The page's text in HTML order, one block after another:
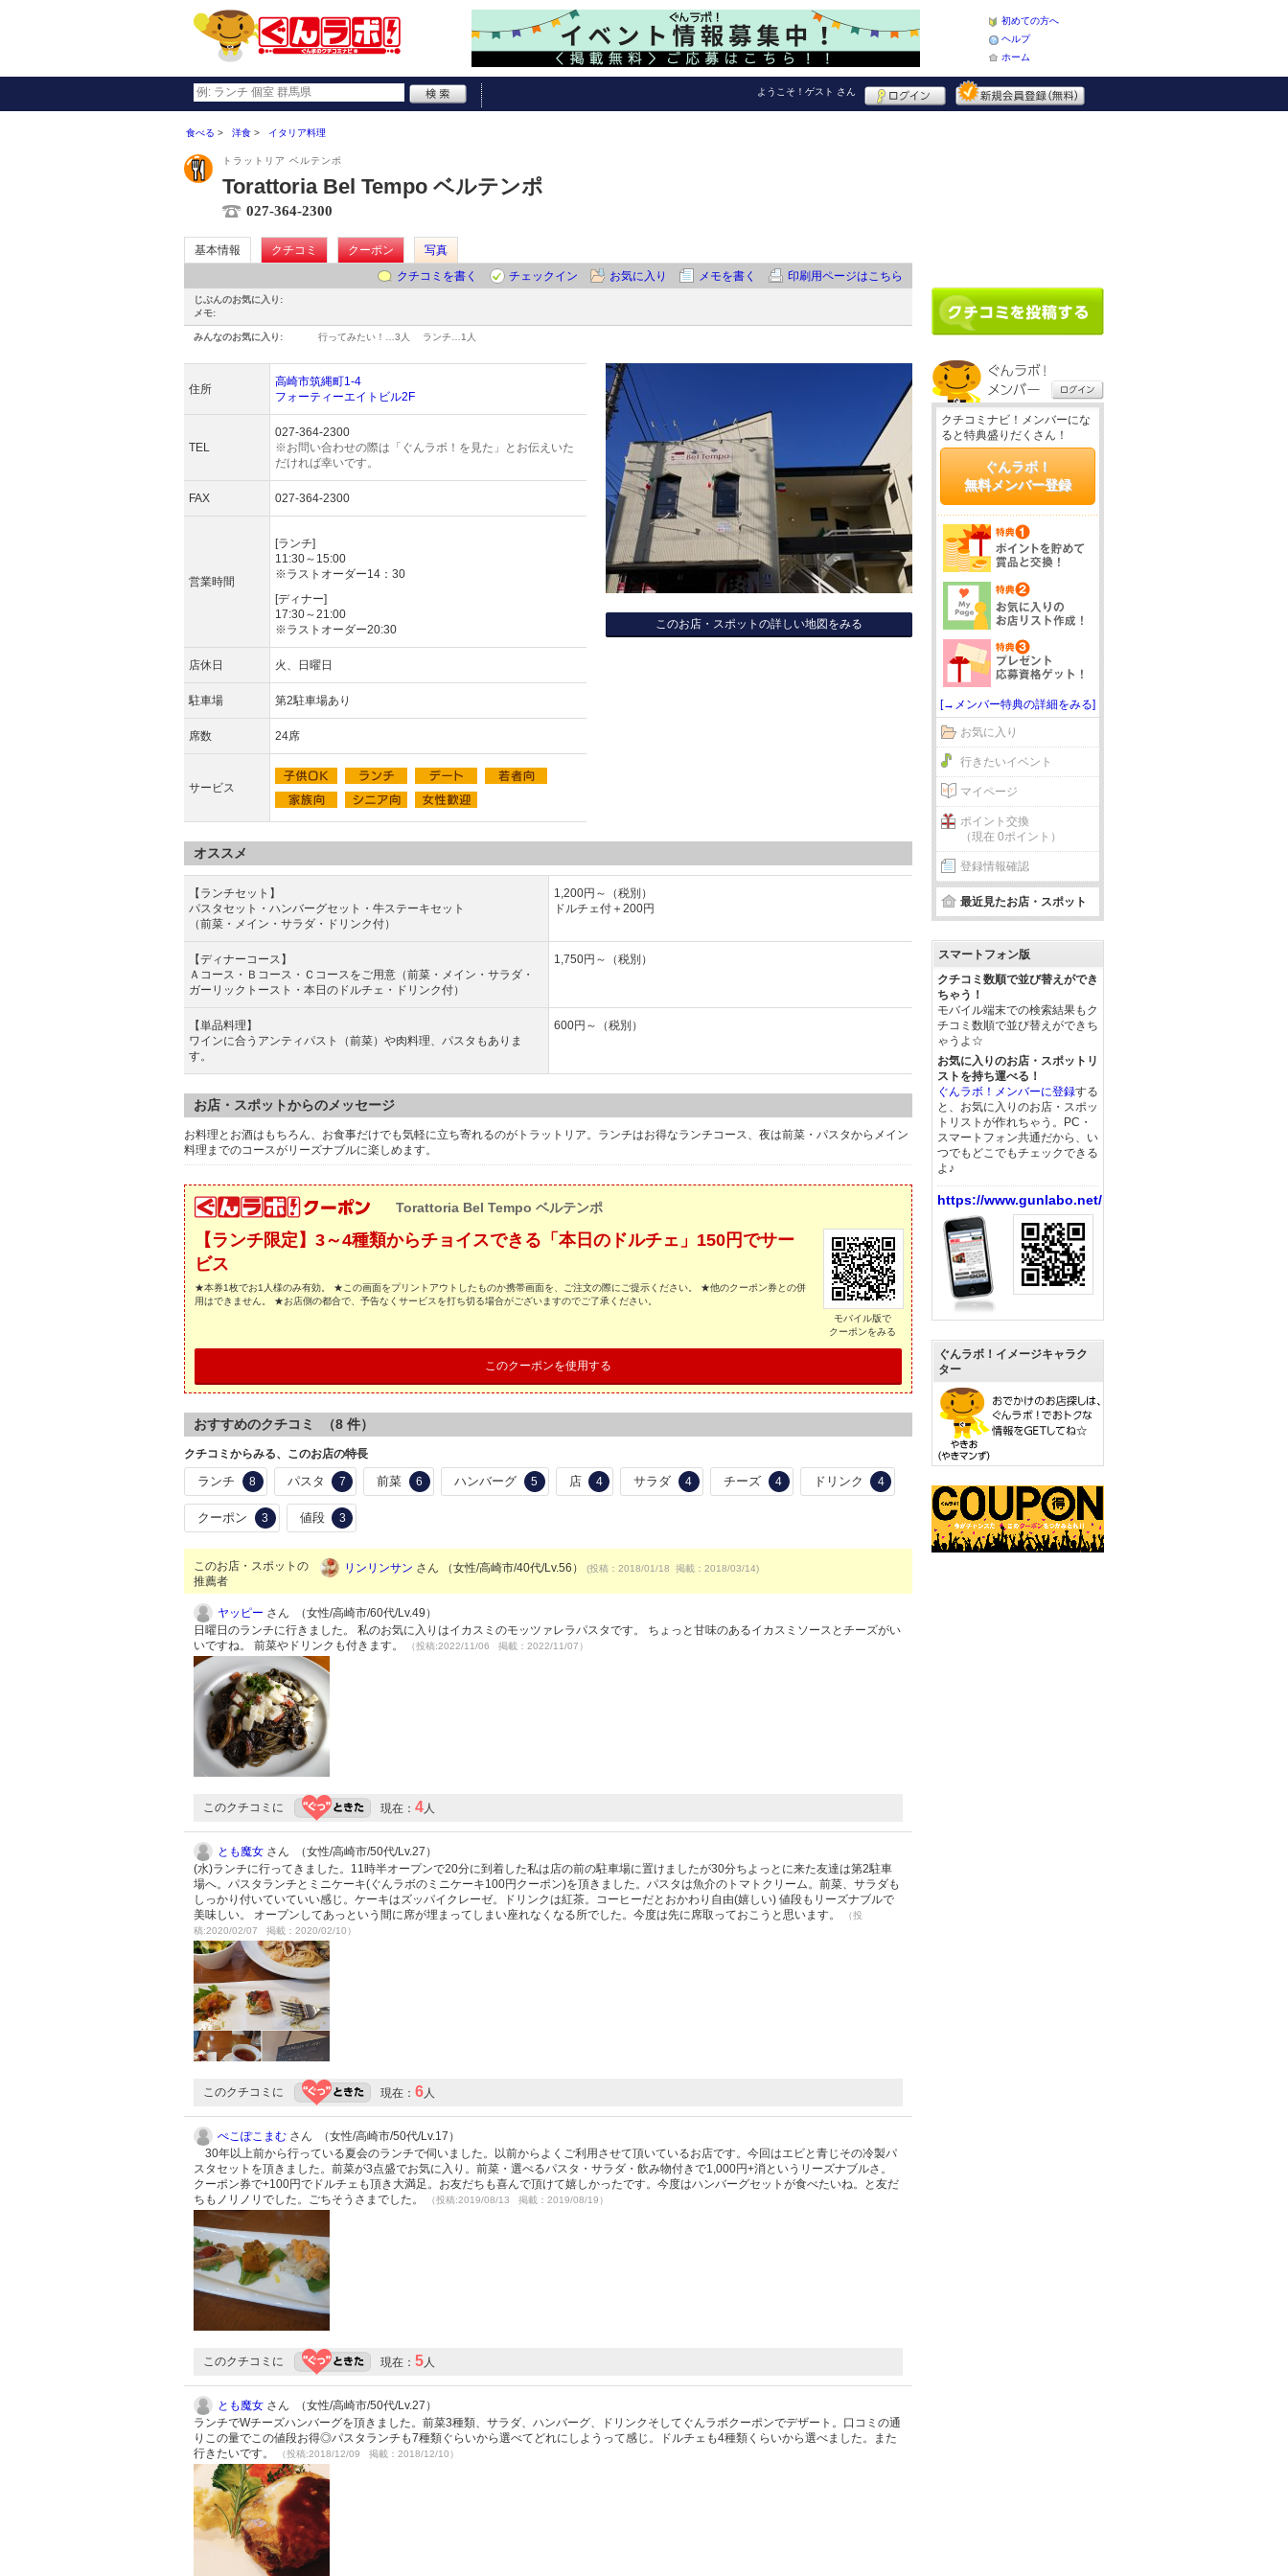
初めての方へ
ヘルプ
ホーム
ようこそ！ ゲスト さん
食べる 洋食 イタリア料理
トラットリア ベルテンポ
Torattoria Bel Tempo ベルテンポ
027-364-2300
基本情報 クチコミ クーポン
写真
クチコミを書く
チェックイン お気に入り メモを書く 印刷用ページはこちら
じぶんのお気に入り:
メモ:
みんなのお気に入り: 行ってみたい！… 3人 ランチ… 1人
住所
高崎市筑縄町1-4
フォーティーエイトビル2F
TEL
027-364-2300
※お問い合わせの際は「ぐんラボ！を見た」とお伝えいた
だければ幸いです。
FAX 027-364-2300
営業時間
[ランチ]
11:30～15:00
※ラストオーダー14：30
[ディナー]
17:30～21:00
※ラストオーダー20:30
店休日 火、日曜日
駐車場 第2駐車場あり
席数 24席
サービス
このお店・スポットの詳しい地図をみる
オススメ
【ランチセット】
パスタセット・ハンバーグセット・牛ステーキセット
（前菜・メイン・サラダ・ドリンク付）
1,200円～（税別）
ドルチェ付＋200円
【ディナーコース】
Ａコース・Ｂコース・Ｃコースをご用意（前菜・メイン・サラダ・
ガーリックトースト・本日のドルチェ・ドリンク付）
1,750円～（税別）
【単品料理】
ワインに合うアンティパスト（前菜）や肉料理、パスタもありま
す。
600円～（税別）
お店・スポットからのメッセージ
お料理とお酒はもちろん、お食事だけでも気軽に立ち寄れるのがトラットリア。ランチはお得なランチコース、夜は前菜・パスタからメイン
料理までのコースがリーズナブルに楽しめます。
Torattoria Bel Tempo ベルテンポ
【ランチ限定】3～4種類からチョイスできる「本日のドルチェ」150円でサー
ビス
★本券1枚でお1人様のみ有効。 ★この画面をプリントアウトしたものか携帯画面を、ご注文の際にご提示ください。 ★他のクーポン券との併
用はできません。 ★お店側の都合で、予告なくサービスを打ち切る場合がございますのでご了承ください。
モバイル版で
クーポンをみる
このクーポンを使用する
おすすめのクチコミ （8 件）
クチコミからみる、このお店の特長
ランチ 8 パスタ 7 前菜 6 ハンバーグ 5 店 4 サラダ 4 チーズ 4 ドリンク 4
クーポン 3 値段 3
このお店・スポットの
推薦者
リンリンサン さん （女性/高崎市/40代/Lv.56） (投稿：2018/01/18 掲載：2018/03/14)
ヤッピー さん （女性/高崎市/60代/Lv.49）
日曜日のランチに行きました。 私のお気に入りはイカスミのモッツァレラパスタです。 ちょっと甘味のあるイカスミソースとチーズがい
いですね。 前菜やドリンクも付きます。
（投稿:2022/11/06 掲載：2022/11/07）
このクチコミに 現在： 4人
とも魔女 さん （女性/高崎市/50代/Lv.27）
(水)ランチに行ってきました。11時半オープンで20分に到着した私は店の前の駐車場に置けましたが30分ちよっとに来た友達は第2駐車
場へ。パスタランチとミニケーキ(ぐんラボのミニケーキ100円クーポン)を頂きました。パスタは魚介のトマトクリーム。前菜、サラダも
しっかり付いていていい感じ。ケーキはズッパイクレーゼ。ドリンクは紅茶。コーヒーだとおかわり自由(嬉しい) 値段もリーズナブルで
美味しい。 オープンしてあっという間に席が埋まってしまい座れなくなる所でした。今度は先に席取っておこうと思います。
（投
稿:2020/02/07 掲載：2020/02/10）
このクチコミに 現在： 6人
ぺこぽこまむ さん （女性/高崎市/50代/Lv.17）
30年以上前から行っている夏会のランチで伺いました。以前からよくご利用させて頂いているお店です。今回はエビと青じその冷製パ
スタセットを頂きました。前菜が3点盛でお気に入り。前菜・選べるパスタ・サラダ・飲み物付きで1,000円+消というリーズナブルさ。
クーポン券で+100円でドルチェも頂き大満足。お友だちも喜んで頂けて嬉しかったです。今度はハンバーグセットが食べたいね。と友だ
ちもノリノリでした。ごちそうさまでした。
（投稿:2019/08/13 掲載：2019/08/19）
このクチコミに 現在： 5人
とも魔女 さん （女性/高崎市/50代/Lv.27）
ランチでWチーズハンバーグを頂きました。前菜3種類、サラダ、ハンバーグ、ドリンクそしてぐんラボクーポンでデザート。口コミの通
りこの量でこの値段お得◎パスタランチも7種類ぐらいから選べてどれにしようって感じ。ドルチェも4種類くらいから選べました。また
行きたいです。
（投稿:2018/12/09 掲載：2018/12/10）
クチコミナビ！メンバーにな
ると特典盛りだくさん！
ぐんラボ！
無料メンバー登録
[→メンバー特典の詳細をみる]
お気に入り
行きたいイベント
マイページ
ポイント交換
（現在 0ポイント）
登録情報確認
最近見たお店・スポット
スマートフォン版
クチコミ数順で並び替えができ
ちゃう！
モバイル端末での検索結果もク
チコミ数順で並び替えができち
ゃうよ☆
お気に入りのお店・スポットリ
ストを持ち運べる！
ぐんラボ！メンバーに登録する
と、お気に入りのお店・スポッ
トリストが作れちゃう。PC・
スマートフォン共通だから、い
つでもどこでもチェックできる
よ♪
https://www.gunlabo.net/
ぐんラボ！イメージキャラク
ター